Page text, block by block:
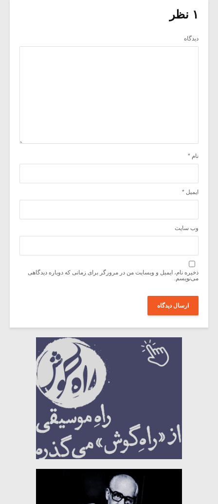
۱ نظر
دیدگاه
نام *
ایمیل *
وب‌ سایت
ذخیره نام، ایمیل و وبسایت من در مرورگر برای زمانی که دوباره دیدگاهی
می‌نویسم.